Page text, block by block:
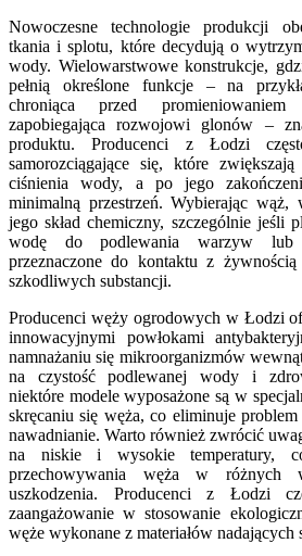
Nowoczesne technologie produkcji
tkania i splotu, które decydują o
wody. Wielowarstwowe konstrukcje,
pełnią określone funkcje – na
chroniąca przed
zapobiegająca rozwojowi glonów –
produktu. Producenci z Łodzi
samorozciągające się, które
ciśnienia wody, a po jego
minimalną przestrzeń. Wybierając
jego skład chemiczny, szczególnie jeśli
wodę do podlewania warzyw
przeznaczone do kontaktu z
szkodliwych substancji.
Producenci węży ogrodowych w Łodzi
innowacyjnymi powłokami
namnażaniu się mikroorganizmów
na czystość podlewanej wody i
niektóre modele wyposażone są w
skręcaniu się węża, co eliminuje
nawadnianie. Warto również zwrócić
na niskie i wysokie temperatury,
przechowywania węża w różnych
uszkodzenia. Producenci z Łodzi
zaangażowanie w stosowanie
węże wykonane z materiałów nadających